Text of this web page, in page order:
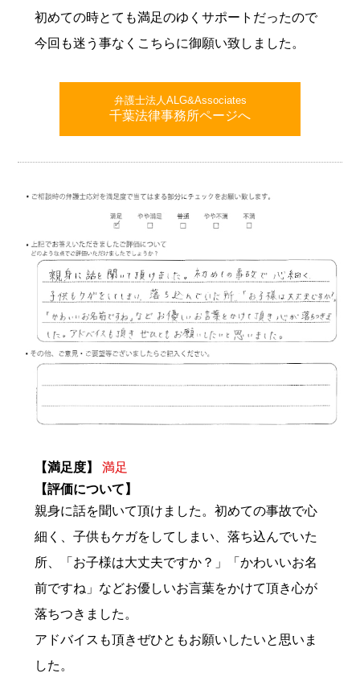
初めての時とても満足のゆくサポートだったので
今回も迷う事なくこちらに御願い致しました。
弁護士法人ALG&Associates
千葉法律事務所ページへ
【満足度】
満足
【評価について】
親身に話を聞いて頂けました。初めての事故で心
細く、子供もケガをしてしまい、落ち込んでいた
所、「お子様は大丈夫ですか？」「かわいいお名
前ですね」などお優しいお言葉をかけて頂き心が
落ちつきました。
アドバイスも頂きぜひともお願いしたいと思いま
した。